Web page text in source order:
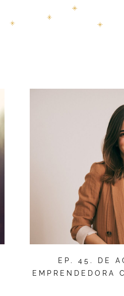
EP. 45. DE
EMPRENDEDORA